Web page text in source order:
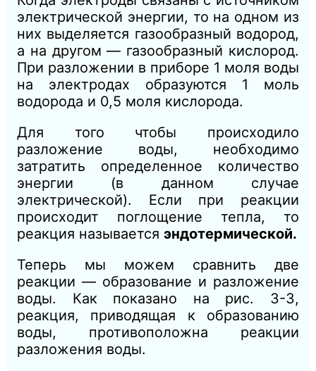
электрической энергии, то на одном из
них выделяется газообразный водород,
а на другом — газообразный кислород.
При разложении в приборе 1 моля воды
на электродах образуются 1 моль
водорода и 0,5 моля кислорода.
Для того чтобы происходило
разложение воды, необходимо
затратить определенное количество
энергии (в данном случае
электрической). Если при реакции
происходит поглощение тепла, то
реакция называется эндотермической.
Теперь мы можем сравнить две
реакции — образование и разложение
воды. Как показано на рис. 3-3,
реакция, приводящая к образованию
воды, противоположна реакции
разложения воды.